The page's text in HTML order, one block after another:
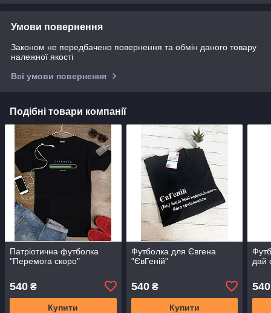
Умови повернення
Законом не передбачено повернення та обмін даного товару
належної якості
Всі умови повернення
Подібні товари компанії
Патріотична футболка
"Перемога скоро"
540 ₴
Купити
Футболка для Євгена
"ЄвГеній"
540₴
Купити
дай
540